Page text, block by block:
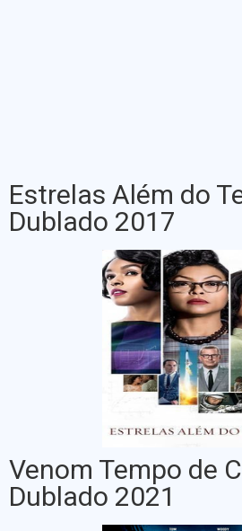
Estrelas Além do
Dublado 2017
Venom Tempo de
Dublado 2021